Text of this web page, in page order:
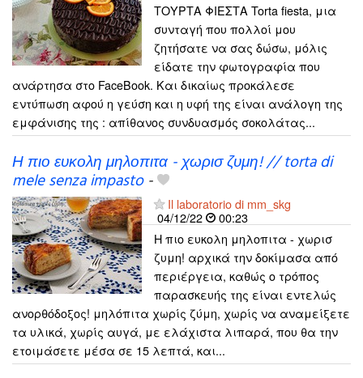
ΤΟΥΡΤΑ ΦΙΕΣΤΑ Torta fiesta, μια
συνταγή που πολλοί μου
ζητήσατε να σας δώσω, μόλις
είδατε την φωτογραφία που
ανάρτησα στο FaceBook. Και δικαίως προκάλεσε
εντύπωση αφού η γεύση και η υφή της είναι ανάλογη της
εμφάνισης της : απίθανος συνδυασμός σοκολάτας...
Η πιο ευκολη μηλοπιτα - χωρισ ζυμη! // torta di
mele senza impasto-
Il laboratorio di mm_skg
04/12/22
00:23
Η πιο ευκολη μηλοπιτα - χωρισ
ζυμη! αρχικά την δοκίμασα από
περιέργεια, καθώς ο τρόπος
παρασκευής της είναι εντελώς
ανορθόδοξος! μηλόπιτα χωρίς ζύμη, χωρίς να αναμείξετε
τα υλικά, χωρίς αυγά, με ελάχιστα λιπαρά, που θα την
ετοιμάσετε μέσα σε 15 λεπτά, και...